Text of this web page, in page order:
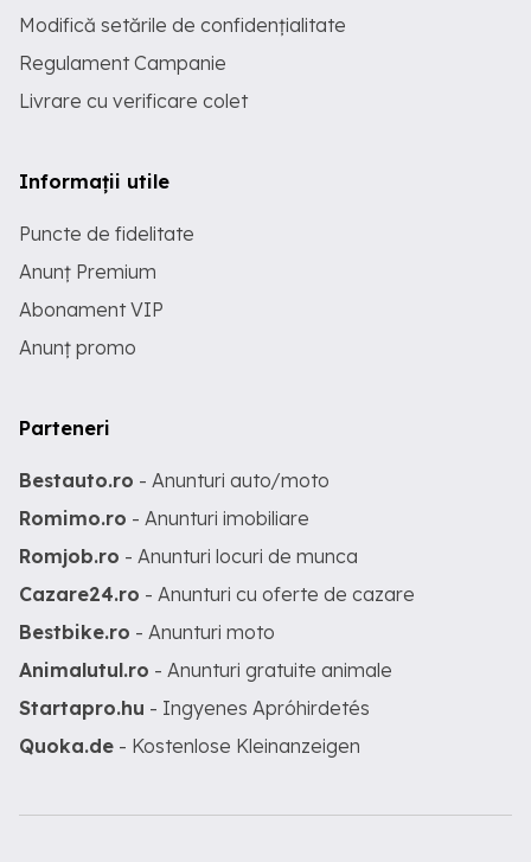
Modifică setările de confidențialitate
Regulament Campanie
Livrare cu verificare colet
Informații utile
Puncte de fidelitate
Anunț Premium
Abonament VIP
Anunț promo
Parteneri
Bestauto.ro - Anunturi auto/moto
Romimo.ro - Anunturi imobiliare
Romjob.ro - Anunturi locuri de munca
Cazare24.ro - Anunturi cu oferte de cazare
Bestbike.ro - Anunturi moto
Animalutul.ro - Anunturi gratuite animale
Startapro.hu - Ingyenes Apróhirdetés
Quoka.de - Kostenlose Kleinanzeigen